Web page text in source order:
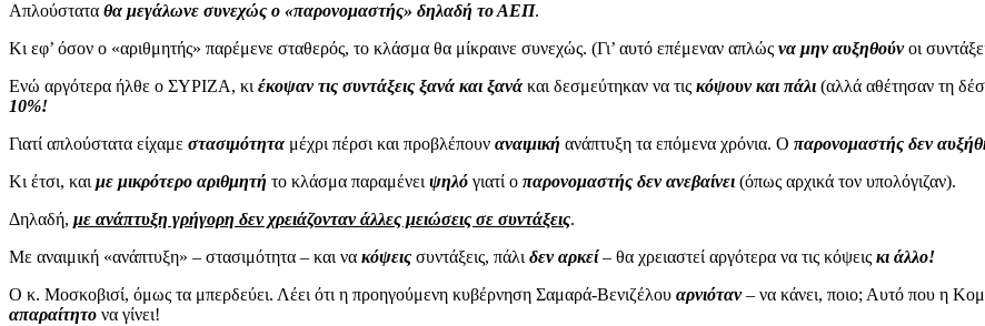
Απλούστατα θα μεγάλωνε συνεχώς ο «παρονομαστής» δηλαδή το ΑΕΠ.
Κι εφ’ όσον ο «αριθμητής» παρέμενε σταθερός, το κλάσμα θα μίκραινε συνεχώς. (Γι’ αυτό επέμεναν απλώς να μην αυξηθούνοι
Ενώ αργότερα ήλθε ο ΣΥΡΙΖΑ, κι έκοψαν τις συντάξεις ξανά και ξανά και δεσμεύτηκαν να τις κόψουν και πάλι (αλλά αθέτησαν τη
10%!
Γιατί απλούστατα είχαμε στασιμότητα μέχρι πέρσι και προβλέπουν αναιμική ανάπτυξη τα επόμενα χρόνια. Ο παρονομαστής δεν
Κι έτσι, και με μικρότερο αριθμητή το κλάσμα παραμένει ψηλό γιατί ο παρονομαστής δεν ανεβαίνει (όπως αρχικά τον υπολόγιζαν).
Δηλαδή, με ανάπτυξη γρήγορη δεν χρειάζονταν άλλες μειώσεις σε συντάξεις.
Με αναιμική «ανάπτυξη» – στασιμότητα – και να κόψεις συντάξεις, πάλι δεν αρκεί– θα χρειαστεί αργότερα να τις κόψεις κι άλλο!
Ο κ. Μοσκοβισί, όμως τα μπερδεύει. Λέει ότι η προηγούμενη κυβέρνηση Σαμαρά-Βενιζέλου αρνιόταν– να κάνει, ποιο; Αυτό που η
απαραίτητο να γίνει!